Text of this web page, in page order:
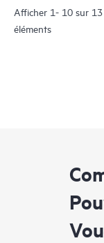
Afficher 1- 10 sur 13
éléments